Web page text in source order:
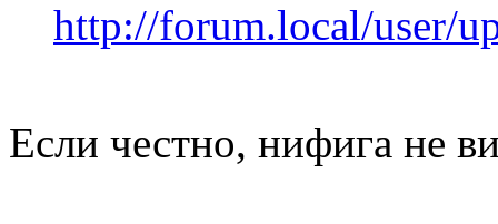
http://forum.local/user/
Если честно, нифига не